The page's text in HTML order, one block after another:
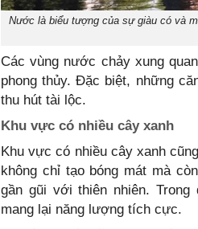
Nước là biểu tượng của sự giàu có và
Các vùng nước chảy xung
phong thủy. Đặc biệt, những
thu hút tài lộc.
Khu vực có nhiều cây xanh
Khu vực có nhiều cây xanh
không chỉ tạo bóng mát mà
gần gũi với thiên nhiên.
mang lại năng lượng tích cực.